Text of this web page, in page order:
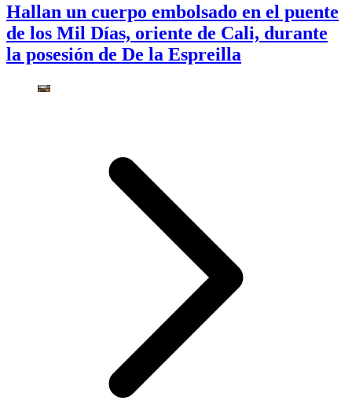
Hallan un cuerpo embolsado en el puente
de los Mil Días, oriente de Cali, durante
la posesión de De la Espreilla